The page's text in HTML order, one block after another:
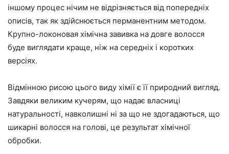
іншому процес нічим не відрізняється від попередніх
описів, так як здійснюється перманентним методом.
Крупно-локоновая хімічна завивка на довге волосся
буде виглядати краще, ніж на середніх і коротких
версіях.
Відмінною рисою цього виду хімії є її природний вигляд.
Завдяки великим кучерям, що надає власниці
натуральності, навколишні ні за що не здогадаються, що
шикарні волосся на голові, це результат хімічної
обробки.